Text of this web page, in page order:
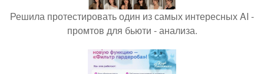
Решила протестировать один из самых интересных AI -
промтов для бьюти - анализа.